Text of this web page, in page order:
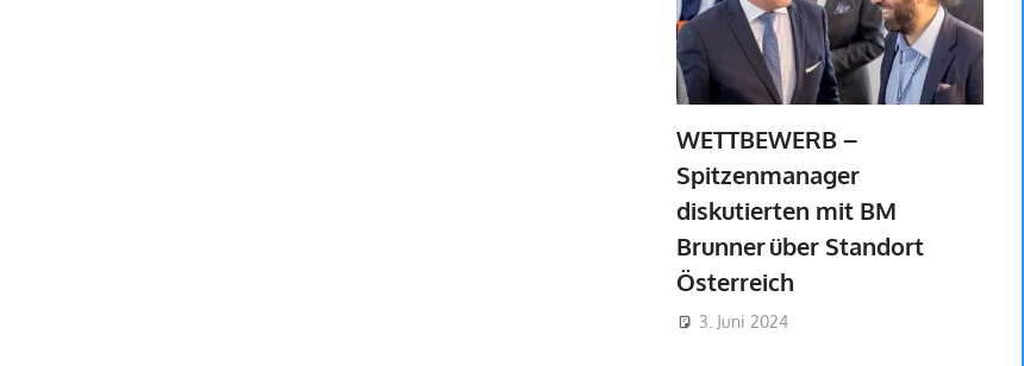
WETTBEWERB –
Spitzenmanager
diskutierten mit BM
Brunner über Standort
Österreich
3. Juni 2024